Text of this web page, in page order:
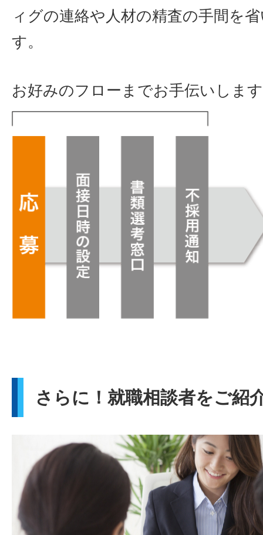
ィグの連絡や人材の精査の手間を
す。
お好みのフローまでお手伝いしま
さらに！就職相談者をご紹